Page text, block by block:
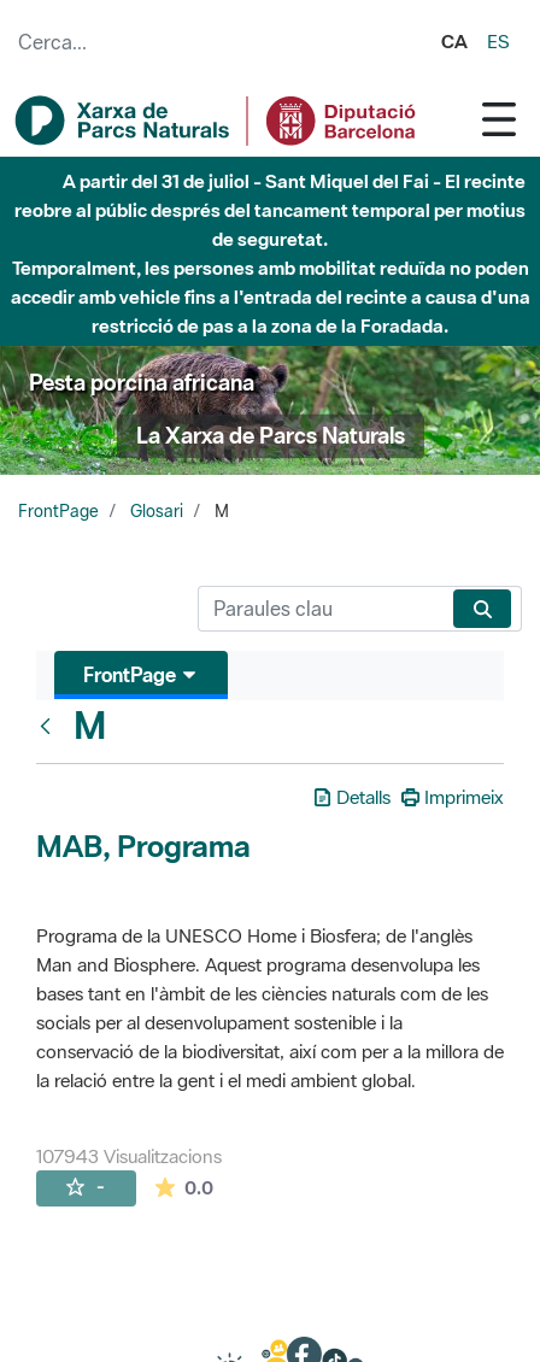
CA ES
A partir del 31 de juliol - Sant Miquel del Fai - El recinte
reobre al públic després del tancament temporal per motius
de seguretat.
Temporalment, les persones amb mobilitat reduïda no poden
accedir amb vehicle fins a l'entrada del recinte a causa d'una
restricció de pas a la zona de la Foradada.
Pesta porcina africana
La Xarxa de Parcs Naturals
FrontPage Glosari M
FrontPage
M
Detalls Imprimeix
MAB, Programa
Programa de la UNESCO Home i Biosfera; de l'anglès
Man and Biosphere. Aquest programa desenvolupa les
bases tant en l'àmbit de les ciències naturals com de les
socials per al desenvolupament sostenible i la
conservació de la biodiversitat, així com per a la millora de
la relació entre la gent i el medi ambient global.
107943 Visualitzacions
- 0.0La mitjana de les valoracions és de 0